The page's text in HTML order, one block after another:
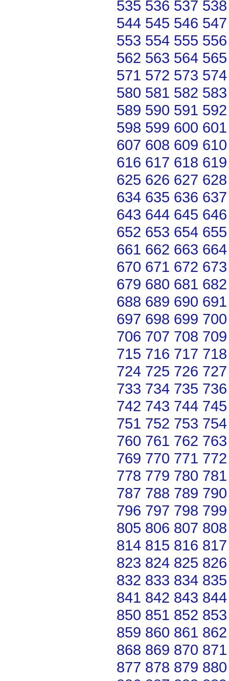
535 536 537 538
544 545 546 547
553 554 555 556
562 563 564 565
571 572 573 574
580 581 582 583
589 590 591 592
598 599 600 601
607 608 609 610
616 617 618 619
625 626 627 628
634 635 636 637
643 644 645 646
652 653 654 655
661 662 663 664
670 671 672 673
679 680 681 682
688 689 690 691
697 698 699 700
706 707 708 709
715 716 717 718
724 725 726 727
733 734 735 736
742 743 744 745
751 752 753 754
760 761 762 763
769 770 771 772
778 779 780 781
787 788 789 790
796 797 798 799
805 806 807 808
814 815 816 817
823 824 825 826
832 833 834 835
841 842 843 844
850 851 852 853
859 860 861 862
868 869 870 871
877 878 879 880